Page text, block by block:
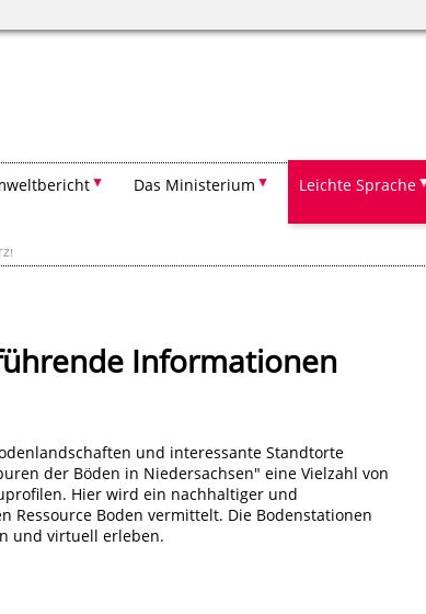
Das Ministerium Leichte Sprache
Informationen
und interessante Standtorte
der Böden in Niedersachsen" eine Vielzahl von
Hier wird ein nachhaltiger und
Boden vermittelt. Die Bodenstationen
und virtuell erleben.